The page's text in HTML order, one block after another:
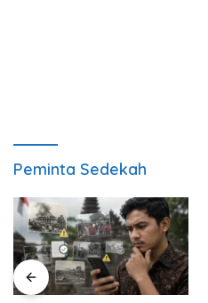
Peminta Sedekah